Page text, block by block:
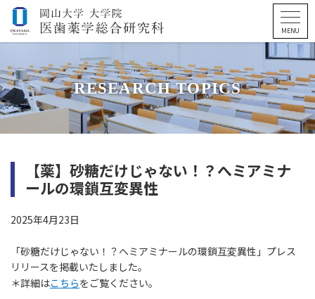
RESEARCH TOPICS
【薬】砂糖だけじゃない！？へミアミナ
ールの環鎖互変異性
2025年4月23日
「砂糖だけじゃない！？へミアミナールの環鎖互変異性」プレス
リリースを掲載いたしました。
＊詳細はこちらをご覧ください。